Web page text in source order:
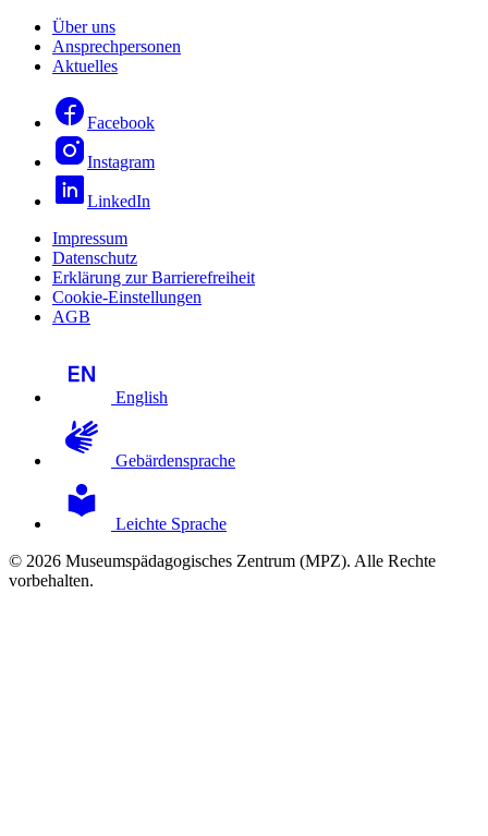
Über uns
Ansprechpersonen
Aktuelles
Facebook
Instagram
LinkedIn
Impressum
Datenschutz
Erklärung zur Barrierefreiheit
Cookie-Einstellungen
AGB
English
Gebärdensprache
Leichte Sprache
© 2026 Museumspädagogisches Zentrum (MPZ). Alle Rechte
vorbehalten.